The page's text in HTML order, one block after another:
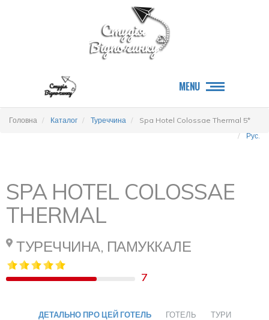
MENU
Головна Каталог Туреччина
Spa Hotel Colossae Thermal 5*
Рус.
SPA HOTEL COLOSSAE
THERMAL
ТУРЕЧЧИНА, ПАМУККАЛЕ
7
ДЕТАЛЬНО ПРО ЦЕЙ ГОТЕЛЬ ГОТЕЛЬ ТУРИ